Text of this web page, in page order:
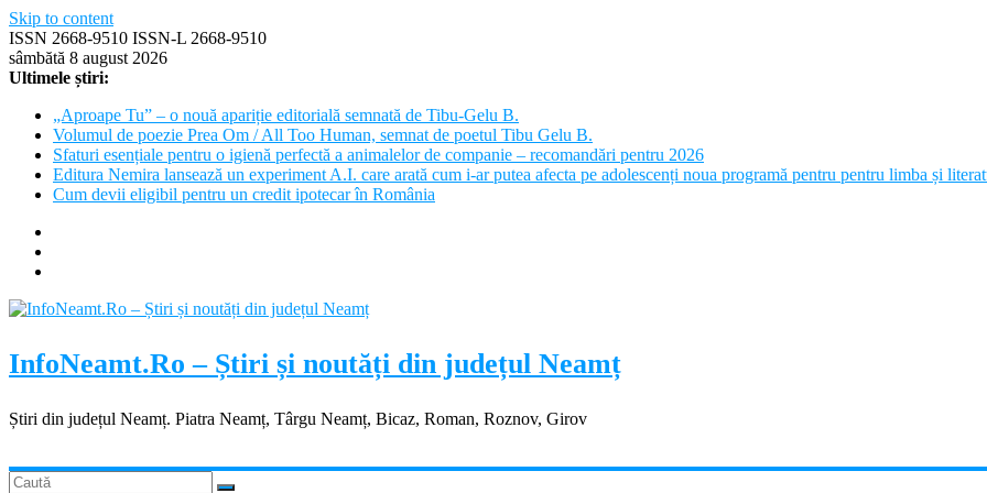
Skip to content
ISSN 2668-9510 ISSN-L 2668-9510
sâmbătă 8 august 2026
Ultimele știri:
„Aproape Tu” – o nouă apariție editorială semnată de Tibu-Gelu B.
Volumul de poezie Prea Om / All Too Human, semnat de poetul Tibu Gelu B.
Sfaturi esențiale pentru o igienă perfectă a animalelor de companie – recomandări pentru 2026
Editura Nemira lansează un experiment A.I. care arată cum i-ar putea afecta pe adolescenți noua programă pentru pentru limba și
Cum devii eligibil pentru un credit ipotecar în România
InfoNeamt.Ro – Știri și noutăți din județul Neamț
Știri din județul Neamț. Piatra Neamț, Târgu Neamț, Bicaz, Roman, Roznov, Girov